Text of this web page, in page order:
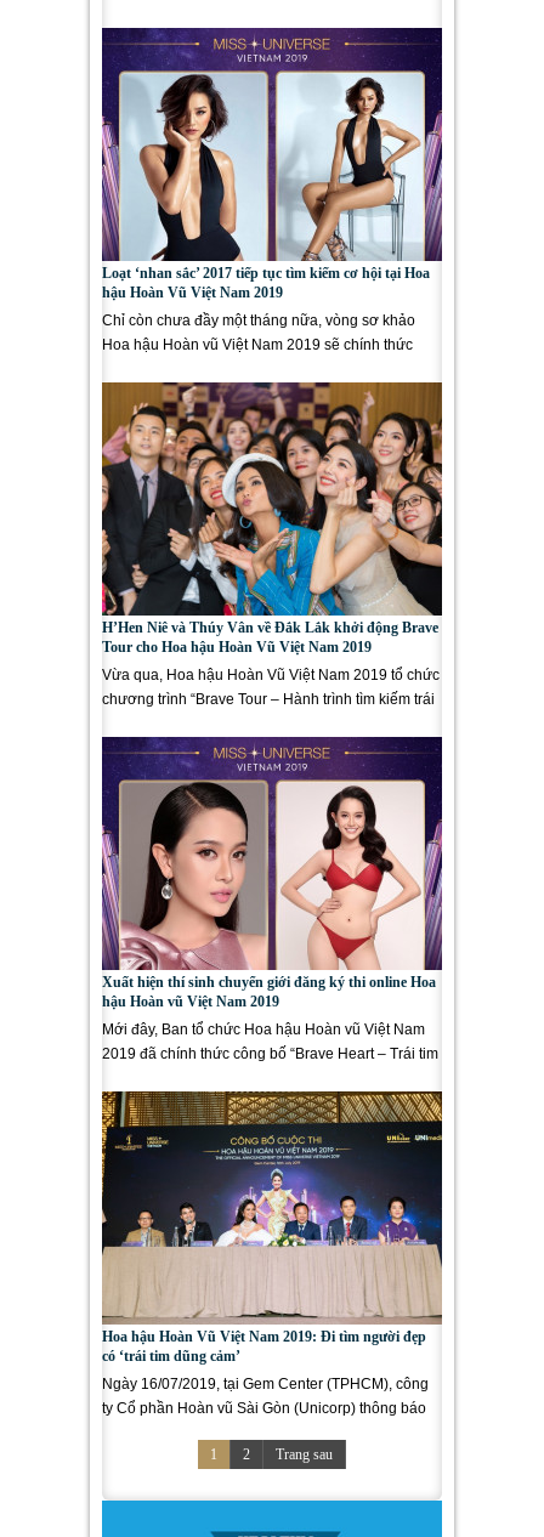
Loạt ‘nhan sắc’ 2017 tiếp tục tìm kiếm cơ hội tại Hoa
hậu Hoàn Vũ Việt Nam 2019
Chỉ còn chưa đầy một tháng nữa, vòng sơ khảo
Hoa hậu Hoàn vũ Việt Nam 2019 sẽ chính thức
H’Hen Niê và Thúy Vân về Đắk Lắk khởi động Brave
Tour cho Hoa hậu Hoàn Vũ Việt Nam 2019
Vừa qua, Hoa hậu Hoàn Vũ Việt Nam 2019 tổ chức
chương trình “Brave Tour – Hành trình tìm kiếm trái
Xuất hiện thí sinh chuyển giới đăng ký thi online Hoa
hậu Hoàn vũ Việt Nam 2019
Mới đây, Ban tổ chức Hoa hậu Hoàn vũ Việt Nam
2019 đã chính thức công bố “Brave Heart – Trái tim
Hoa hậu Hoàn Vũ Việt Nam 2019: Đi tìm người đẹp
có ‘trái tim dũng cảm’
Ngày 16/07/2019, tại Gem Center (TPHCM), công
ty Cổ phần Hoàn vũ Sài Gòn (Unicorp) thông báo
1
2 Trang sau